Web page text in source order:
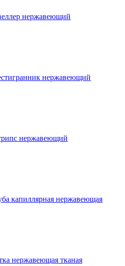
нержавеющий
нержавеющий
нержавеющий
капиллярная нержавеющая
нержавеющая тканая